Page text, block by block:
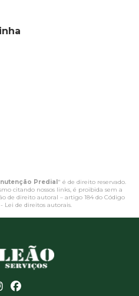
Predial " é de direito reservado.
citando nossos links, é proibida sem a
de direito autoral – artigo 184 do Código
- Lei de direitos autorais.